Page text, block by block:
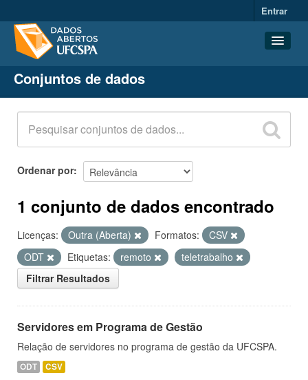
Entrar
Conjuntos de dados
Organizações
Grupos
Sobre
Conjuntos de dados
Ordenar por
1 conjunto de dados encontrado
Licenças: Outra (Aberta) Formatos:
CSV
ODT
Etiquetas: remoto
teletrabalho
Filtrar Resultados
Servidores em Programa de Gestão
Relação de servidores no programa de gestão da UFCSPA.
ODT CSV